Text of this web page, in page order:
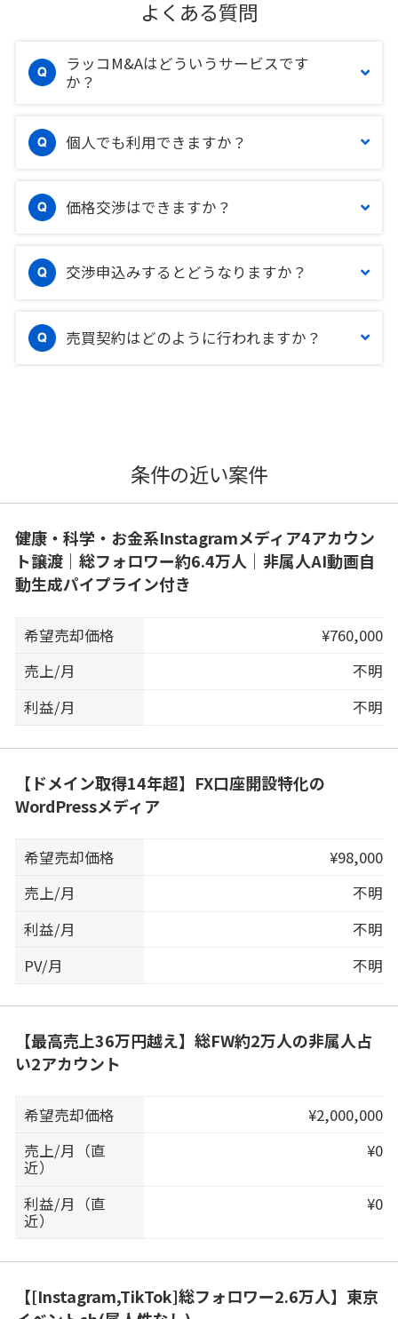
よくある質問
ラッコM&Aはどういうサービスです
か？
個人でも利用できますか？
価格交渉はできますか？
交渉申込みするとどうなりますか？
売買契約はどのように行われますか？
条件の近い案件
健康・科学・お金系Instagramメディア4アカウン
ト譲渡｜総フォロワー約6.4万人｜非属人AI動画自
動生成パイプライン付き
希望売却価格
¥760,000
売上/月
不明
利益/月
不明
【ドメイン取得14年超】FX口座開設特化の
WordPressメディア
希望売却価格
¥98,000
売上/月
不明
利益/月
不明
PV/月
不明
【最高売上36万円越え】総FW約2万人の非属人占
い2アカウント
希望売却価格
¥2,000,000
売上/月（直
近）
¥0
利益/月（直
近）
¥0
【[Instagram,TikTok]総フォロワー2.6万人】東京